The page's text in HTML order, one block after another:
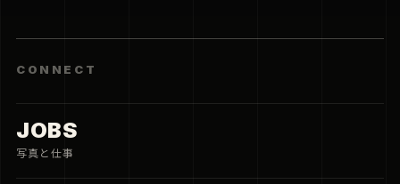
CONNECT
JOBS
写真と仕事